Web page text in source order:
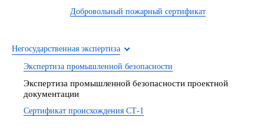
Добровольный пожарный сертификат
Негосударственная экспертиза
Экспертиза промышленной безопасности
Экспертиза промышленной безопасности проектной
документации
Сертификат происхождения СТ-1